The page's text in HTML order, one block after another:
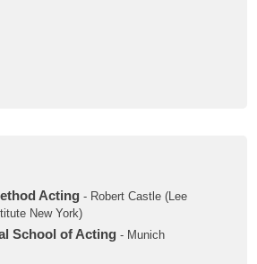
Acting - Robert Castle (Lee
New York)
School of Acting- Munich